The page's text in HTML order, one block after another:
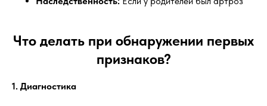
Что делать при обнаружении первых
признаков?
1. Диагностика